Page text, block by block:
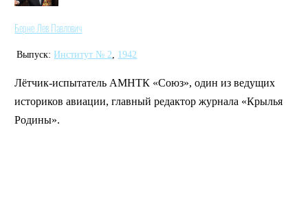
Берне Лев Павлович
Выпуск: Институт № 2 1942
Лётчик-испытатель АМНТК «Союз», один из ведущих
историков авиации, главный редактор журнала «Крылья
Родины».